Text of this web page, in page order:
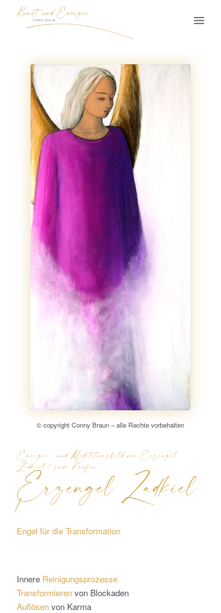
© copyright Conny Braun – alle Rechte vorbehalten
Energie- und Meditationsbild von Erzengel
Zadkiel 1 zum Kaufen
Erzengel Zadkiel
1
Engel für die Transformation
Innere Reinigungsprozesse
Transformierenvon Blockaden
Auflösenvon Karma